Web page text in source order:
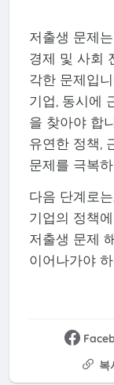
저출생 문제
경제 및 사회
각한 문제입
기업, 동시에
을 찾아야 합
유연한 정책,
문제를 극복
다음 단계로
기업의 정책
저출생 문제
이어나가야
복